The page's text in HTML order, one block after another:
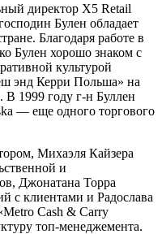
директор X5 Retail
Булен обладает
Благодаря работе в
Булен хорошо знаком с
культурой
Керри Польша» на
В 1999 году г-н Буллен
— еще одного торгового
Михаэля Кайзера
и
Джонатана Торра
с клиентами и Радослава
Cash & Carry
топ-менеджемента.